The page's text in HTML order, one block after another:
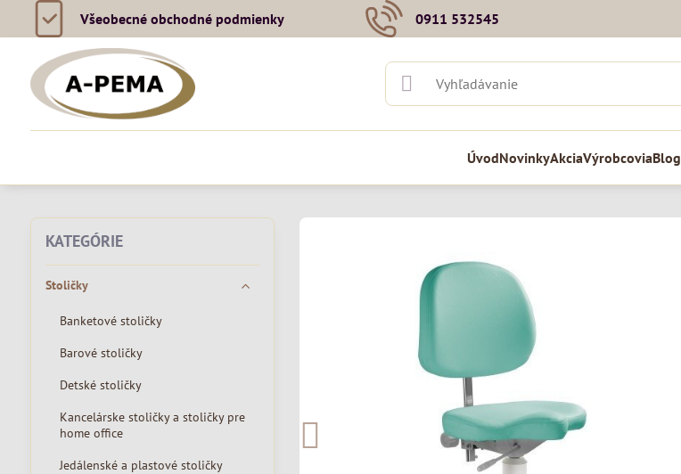
Všeobecné obchodné podmienky 0911 532545
ÚvodNovinkyAkciaVýrobcoviaBlog
KATEGÓRIE
Stoličky
Banketové stoličky
Barové stoličky
Detské stoličky
Kancelárske stoličky a stoličky pre
home office
Jedálenské a plastové stoličky